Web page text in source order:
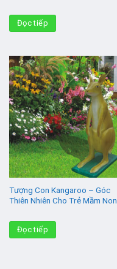
Đọc tiếp
Tượng Con Kangaroo – Góc
Thiên Nhiên Cho Trẻ Mầm Non
Đọc tiếp